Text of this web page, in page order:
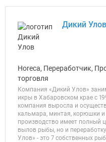
Дикий
Horeca, Переработчик,
торговля
Компания «Дикий Улов»
икры в Хабаровском крае с
компания выросла и
кальмара, минтая, корюшки
производство имеет полный
вылов рыбы, но и
Улов» - это 7 собственных